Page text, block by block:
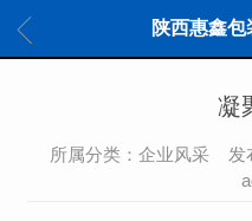
陕西惠鑫包
凝
所属分类：企业风采 发